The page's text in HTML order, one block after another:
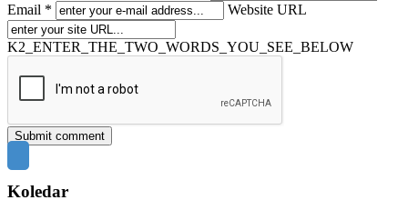
Email *
Website URL
K2_ENTER_THE_TWO_WORDS_YOU_SEE_BELOW
Koledar